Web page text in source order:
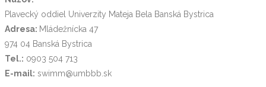
Plavecký oddiel Univerzity Mateja Bela Banská Bystrica
Adresa: Mládežnícka 47
974 04 Banská Bystrica
Tel.: 0903 504 713
E-mail: swimm@umbbb.sk